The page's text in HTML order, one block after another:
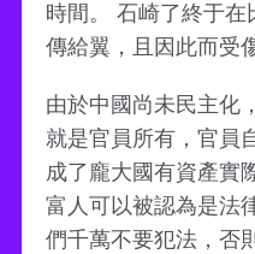
時間。 石崎了終于
傳給翼，且因此而受
由於中國尚未民主化
就是官員所有，官員
成了龐大國有資產實
富人可以被認為是法
們千萬不要犯法，否